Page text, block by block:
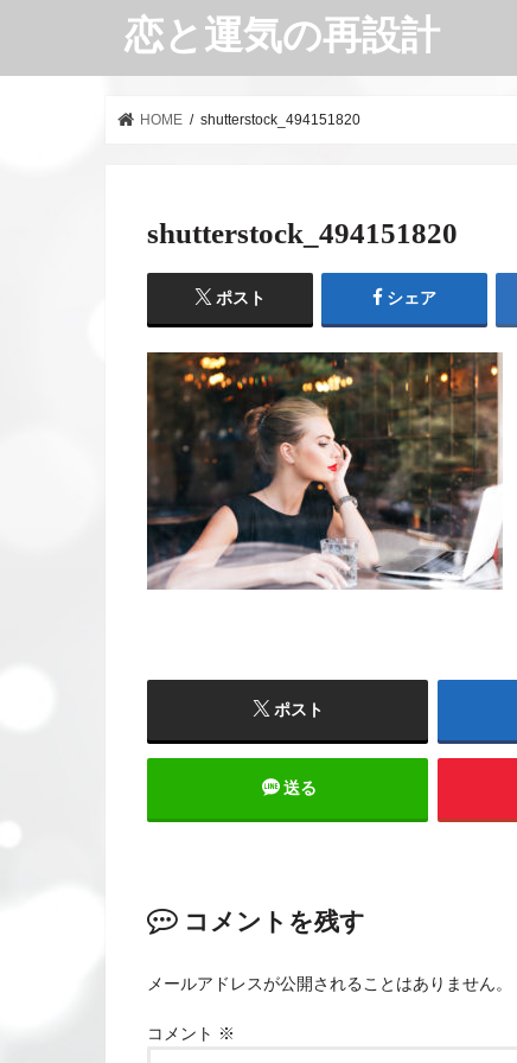
恋と運気の再設計
HOME shutterstock_494151820
shutterstock_494151820
ポスト シェア
ポスト
送る
コメントを残す
メールアドレスが公開されることはありません。
コメント ※